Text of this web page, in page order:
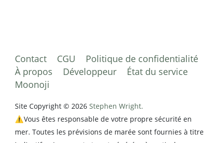
Contact CGU
Politique de confidentialité
À propos
Développeur
État du service
Moonoji
Site Copyright © 2026 Stephen Wright.
⚠️Vous êtes responsable de votre propre sécurité en
mer. Toutes les prévisions de marée sont fournies à titre